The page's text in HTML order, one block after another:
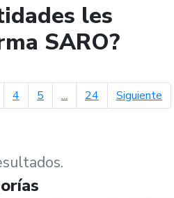
les
SARO?
4 5 ... 24 Siguiente